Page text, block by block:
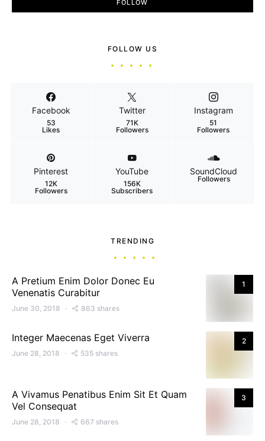
FOLLOW
FOLLOW US
Facebook
53
Likes
Twitter
71K
Followers
Instagram
51
Followers
Pinterest
12K
Followers
YouTube
156K
Subscribers
SoundCloud
Followers
TRENDING
1
A Pretium Enim Dolor Donec Eu
Venenatis Curabitur
June 30, 2018 863 shares
2
Integer Maecenas Eget Viverra
June 28, 2018 535 shares
3
A Vivamus Penatibus Enim Sit Et Quam
Vel Consequat
June 28, 2018 667 shares